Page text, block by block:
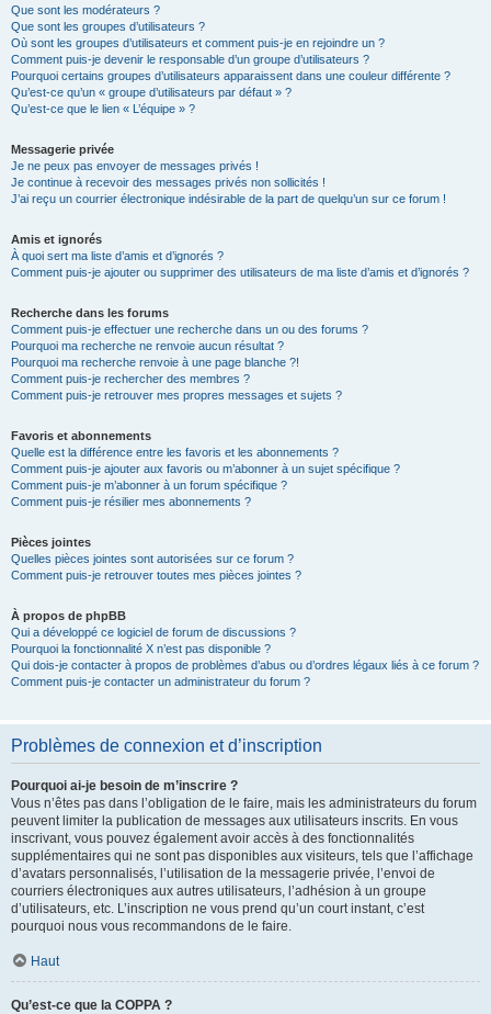
Que sont les modérateurs ?
Que sont les groupes d’utilisateurs ?
Où sont les groupes d’utilisateurs et comment puis-je en rejoindre un ?
Comment puis-je devenir le responsable d’un groupe d’utilisateurs ?
Pourquoi certains groupes d’utilisateurs apparaissent dans une couleur différente ?
Qu’est-ce qu’un « groupe d’utilisateurs par défaut » ?
Qu’est-ce que le lien « L’équipe » ?
Messagerie privée
Je ne peux pas envoyer de messages privés !
Je continue à recevoir des messages privés non sollicités !
J’ai reçu un courrier électronique indésirable de la part de quelqu’un sur ce forum !
Amis et ignorés
À quoi sert ma liste d’amis et d’ignorés ?
Comment puis-je ajouter ou supprimer des utilisateurs de ma liste d’amis et d’ignorés ?
Recherche dans les forums
Comment puis-je effectuer une recherche dans un ou des forums ?
Pourquoi ma recherche ne renvoie aucun résultat ?
Pourquoi ma recherche renvoie à une page blanche ?!
Comment puis-je rechercher des membres ?
Comment puis-je retrouver mes propres messages et sujets ?
Favoris et abonnements
Quelle est la différence entre les favoris et les abonnements ?
Comment puis-je ajouter aux favoris ou m’abonner à un sujet spécifique ?
Comment puis-je m’abonner à un forum spécifique ?
Comment puis-je résilier mes abonnements ?
Pièces jointes
Quelles pièces jointes sont autorisées sur ce forum ?
Comment puis-je retrouver toutes mes pièces jointes ?
À propos de phpBB
Qui a développé ce logiciel de forum de discussions ?
Pourquoi la fonctionnalité X n’est pas disponible ?
Qui dois-je contacter à propos de problèmes d’abus ou d’ordres légaux liés à ce forum ?
Comment puis-je contacter un administrateur du forum ?
Problèmes de connexion et d’inscription
Pourquoi ai-je besoin de m’inscrire ?
Vous n’êtes pas dans l’obligation de le faire, mais les administrateurs du forum
peuvent limiter la publication de messages aux utilisateurs inscrits. En vous
inscrivant, vous pouvez également avoir accès à des fonctionnalités
supplémentaires qui ne sont pas disponibles aux visiteurs, tels que l’affichage
d’avatars personnalisés, l’utilisation de la messagerie privée, l’envoi de
courriers électroniques aux autres utilisateurs, l’adhésion à un groupe
d’utilisateurs, etc. L’inscription ne vous prend qu’un court instant, c’est
pourquoi nous vous recommandons de le faire.
Haut
Qu’est-ce que la COPPA ?